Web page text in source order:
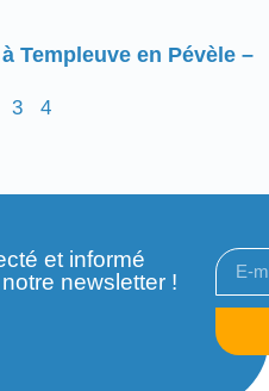
Templeuve en Pévèle –
3 4
et informé
newsletter !